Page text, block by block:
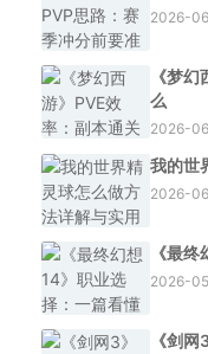
2026-
《梦
么
2026-
我的世
2026-
《最
2026-
《剑